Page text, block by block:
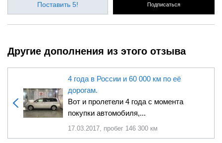
Поставить 5! Подписаться
Другие дополнения из этого отзыва
4 года в России и 60 000 км по её
дорогам.
Вот и пролетели 4 года с момента
покупки автомобиля,...
17.03.2017, пробег 146 300 км